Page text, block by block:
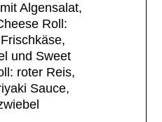
Algensalat,
Roll:
und Sweet
roter Reis,
Sauce,